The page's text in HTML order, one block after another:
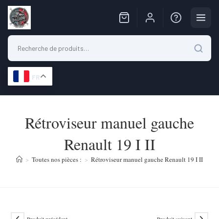
FR
Rétroviseur manuel gauche
Renault 19 I II
> Toutes nos pièces : > Rétroviseur manuel gauche Renault 19 I II